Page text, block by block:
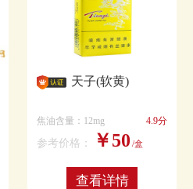
天子(软黄)
焦油含量：12mg 4.9分
参考价格： ￥50 /盒
查看详情